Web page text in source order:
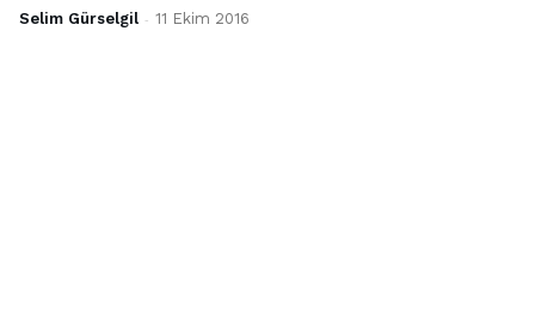
Selim Gürselgil - 11 Ekim 2016